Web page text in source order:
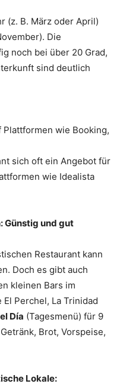
(z. B. März oder April)
Die
noch bei über 20 Grad,
sind deutlich
Plattformen wie Booking,
sich oft ein Angebot für
wie Idealista
Günstig und gut
Restaurant kann
Doch es gibt auch
kleinen Bars im
Perchel, La Trinidad
Día (Tagesmenü) für 9
Brot, Vorspeise,
Lokale: